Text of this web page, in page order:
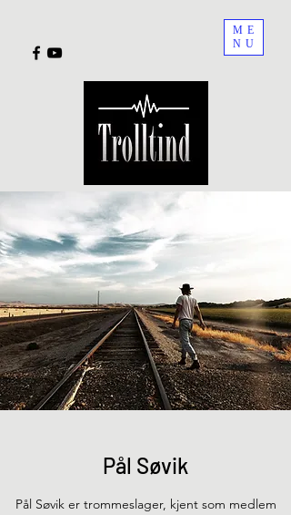
ME
NU
Pål Søvik
Pål Søvik er trommeslager, kjent som medlem